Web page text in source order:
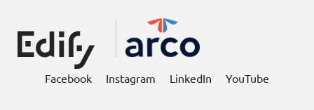
Facebook Instagram LinkedIn YouTube